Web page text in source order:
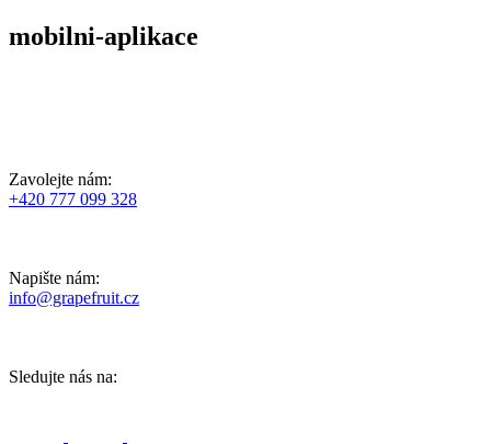
mobilni-aplikace
Zavolejte nám:
+420 777 099 328
Napište nám:
info@grapefruit.cz
Sledujte nás na: